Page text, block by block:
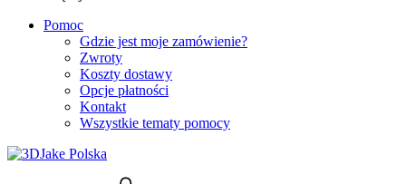
Pomoc
Gdzie jest moje zamówienie?
Zwroty
Koszty dostawy
Opcje płatności
Kontakt
Wszystkie tematy pomocy